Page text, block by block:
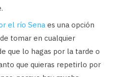
el río Sena es una opción
tomar en cualquier
que lo hagas por la tarde o
que quieras repetirlo por